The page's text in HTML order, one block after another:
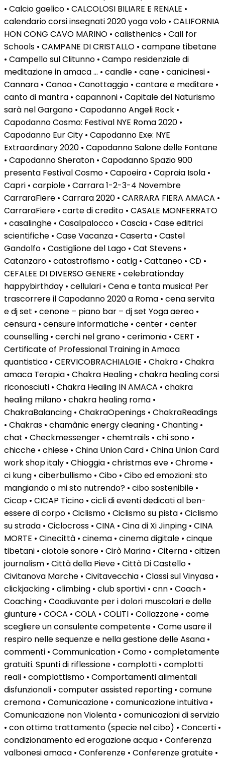
• Calcio gaelico • CALCOLOSI BILIARE E RENALE •
calendario corsi insegnati 2020 yoga volo • CALIFORNIA
HON CONG CAVO MARINO • calisthenics • Call for
Schools • CAMPANE DI CRISTALLO • campane tibetane
• Campello sul Clitunno • Campo residenziale di
meditazione in amaca … • candle • cane • canicinesi •
Cannara • Canoa • Canottaggio • cantare e meditare •
canto di mantra • capannoni • Capitale del Naturismo
sarà nel Gargano • Capodanno Angeli Rock •
Capodanno Cosmo: Festival NYE Roma 2020 •
Capodanno Eur City • Capodanno Exe: NYE
Extraordinary 2020 • Capodanno Salone delle Fontane
• Capodanno Sheraton • Capodanno Spazio 900
presenta Festival Cosmo • Capoeira • Capraia Isola •
Capri • carpiole • Carrara 1-2-3-4 Novembre
CarraraFiere • Carrara 2020 • CARRARA FIERA AMACA •
CarraraFiere • carte di credito • CASALE MONFERRATO
• casalinghe • Casalpalocco • Cascia • Case editrici
scientifiche • Case Vacanza • Caserta • Castel
Gandolfo • Castiglione del Lago • Cat Stevens •
Catanzaro • catastrofismo • catlg • Cattaneo • CD •
CEFALEE DI DIVERSO GENERE • celebrationday
happybirthday • cellulari • Cena e tanta musica! Per
trascorrere il Capodanno 2020 a Roma • cena servita
e dj set • cenone – piano bar – dj set Yoga aereo •
censura • censure informatiche • center • center
counselling • cerchi nel grano • cerimonia • CERT •
Certificate of Professional Training in Amaca
quantistica • CERVICOBRACHIALGIE • Chakra • Chakra
amaca Terapia • Chakra Healing • chakra healing corsi
riconosciuti • Chakra Healing IN AMACA • chakra
healing milano • chakra healing roma •
ChakraBalancing • ChakraOpenings • ChakraReadings
• Chakras • chamânic energy cleaning • Chanting •
chat • Checkmessenger • chemtrails • chi sono •
chicche • chiese • China Union Card • China Union Card
work shop italy • Chioggia • christmas eve • Chrome •
ci kung • ciberbullismo • Cibo • Cibo ed emozioni: sto
mangiando o mi sto nutrendo? • cibo sostenibile •
Cicap • CICAP Ticino • cicli di eventi dedicati al ben-
essere di corpo • Ciclismo • Ciclismo su pista • Ciclismo
su strada • Ciclocross • CINA • Cina di Xi Jinping • CINA
MORTE • Cinecittà • cinema • cinema digitale • cinque
tibetani • ciotole sonore • Cirò Marina • Citerna • citizen
journalism • Città della Pieve • Città Di Castello •
Civitanova Marche • Civitavecchia • Classi sul Vinyasa •
clickjacking • climbing • club sportivi • cnn • Coach •
Coaching • Coadiuvante per i dolori muscolari e delle
giunture • COCA • COLA • COLITI • Collazzone • come
scegliere un consulente competente • Come usare il
respiro nelle sequenze e nella gestione delle Asana •
commenti • Communication • Como • completamente
gratuiti. Spunti di riflessione • complotti • complotti
reali • complottismo • Comportamenti alimentali
disfunzionali • computer assisted reporting • comune
cremona • Comunicazione • comunicazione intuitiva •
Comunicazione non Violenta • comunicazioni di servizio
• con ottimo trattamento (specie nel cibo) • Concerti •
condizionamento ed erogazione acqua • Conferenza
valbonesi amaca • Conferenze • Conferenze gratuite •